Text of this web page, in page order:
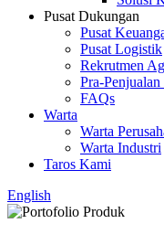
Pusat Dukungan
Pusat
Pusat Logistik
Rekrutmen
Pra-Penjualan
FAQs
Warta
Warta
Warta Industri
Taros Kami
English